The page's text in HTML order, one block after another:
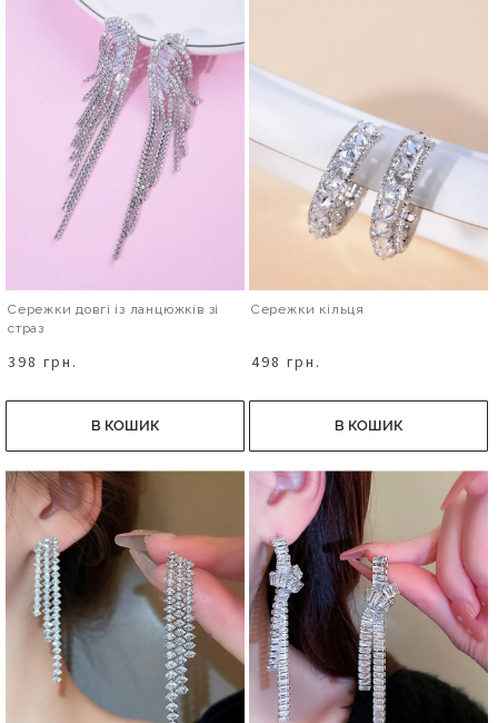
Сережки довгі із ланцюжків зі
страз
398 грн.
В КОШИК
Сережки кільця
498 грн.
В КОШИК